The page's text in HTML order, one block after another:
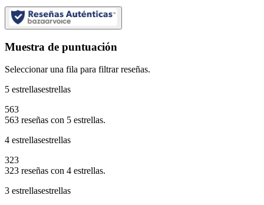
Muestra de puntuación
Seleccionar una fila para filtrar reseñas.
5 estrellasestrellas
563
563 reseñas con 5 estrellas.
4 estrellasestrellas
323
323 reseñas con 4 estrellas.
3 estrellasestrellas